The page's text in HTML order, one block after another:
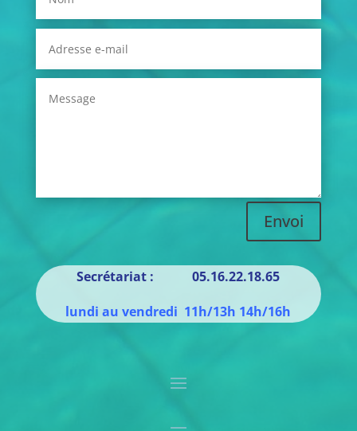
Envoi
Secrétariat : 05.16.22.18.65
lundi au vendredi 11h/13h 14h/16h